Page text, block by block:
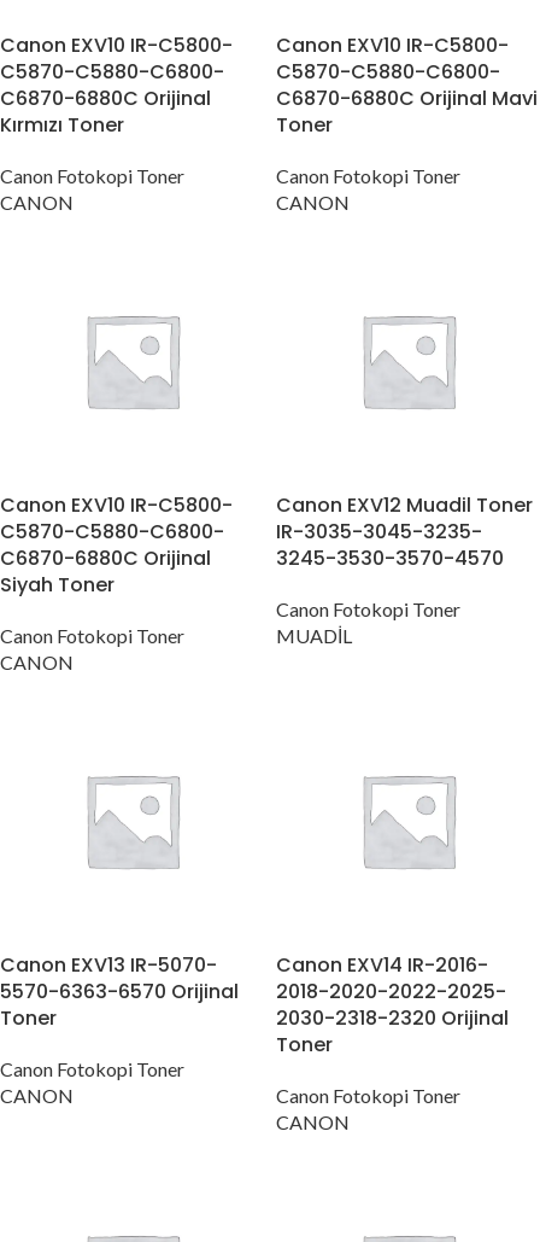
Canon EXV10 IR-C5800-
C5870-C5880-C6800-
C6870-6880C Orijinal
Kırmızı Toner
Canon Fotokopi Toner
CANON
Canon EXV10 IR-C5800-
C5870-C5880-C6800-
C6870-6880C Orijinal Mavi
Toner
Canon Fotokopi Toner
CANON
Canon EXV10 IR-C5800-
C5870-C5880-C6800-
C6870-6880C Orijinal
Siyah Toner
Canon Fotokopi Toner
CANON
Canon EXV12 Muadil Toner
IR-3035-3045-3235-
3245-3530-3570-4570
Canon Fotokopi Toner
MUADİL
Canon EXV13 IR-5070-
5570-6363-6570 Orijinal
Toner
Canon Fotokopi Toner
CANON
Canon EXV14 IR-2016-
2018-2020-2022-2025-
2030-2318-2320 Orijinal
Toner
Canon Fotokopi Toner
CANON